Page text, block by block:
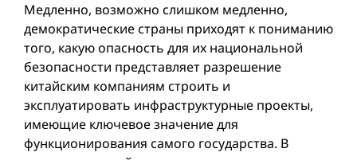
Медленно, возможно слишком медленно,
демократические страны приходят к пониманию
того, какую опасность для их национальной
безопасности представляет разрешение
китайским компаниям строить и
эксплуатировать инфраструктурные проекты,
имеющие ключевое значение для
функционирования самого государства. В